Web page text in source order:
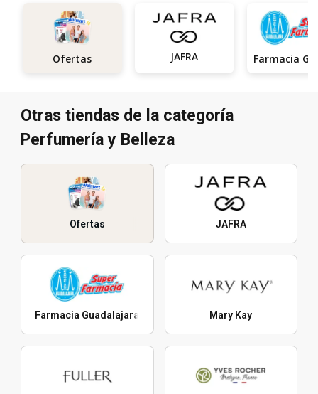
Ofertas JAFRA
Otras tiendas de la categoría
Perfumería y Belleza
Ofertas JAFRA
Farmacia Guadalajara Mary Kay